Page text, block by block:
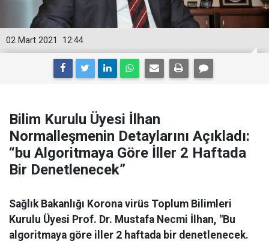
12:44
02 Mart 2021
Bilim Kurulu Üyesi İ̇lhan
Normalleşmenin Detaylarını Açıkladı:
“bu Algoritmaya Göre İller 2 Haftada
Bir Denetlenecek”
Sağlık Bakanlığı Korona virüs Toplum Bilimleri
Kurulu Üyesi Prof. Dr. Mustafa Necmi İlhan, "Bu
algoritmaya göre iller 2 haftada bir denetlenecek.